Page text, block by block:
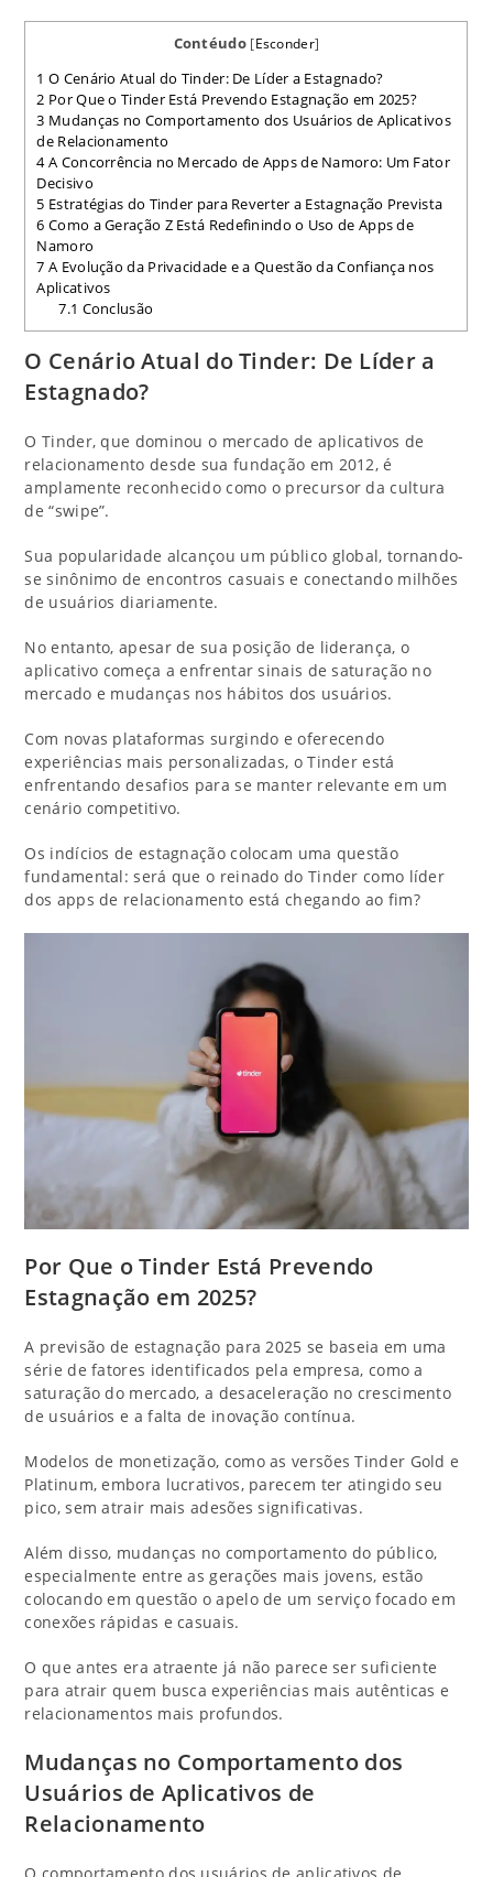
Contéudo [Esconder]
1 O Cenário Atual do Tinder: De Líder a Estagnado?
2 Por Que o Tinder Está Prevendo Estagnação em 2025?
3 Mudanças no Comportamento dos Usuários de Aplicativos
de Relacionamento
4A Concorrência no Mercado de Apps de Namoro: Um Fator
Decisivo
5 Estratégias do Tinder para Reverter a Estagnação Prevista
6 Como a Geração Z Está Redefinindo o Uso de Apps de
Namoro
7 A Evolução da Privacidade e a Questão da Confiança nos
Aplicativos
7.1 Conclusão
O Cenário Atual do Tinder: De Líder a
Estagnado?
O Tinder, que dominou o mercado de aplicativos de
relacionamento desde sua fundação em 2012, é
amplamente reconhecido como o precursor da cultura
de “swipe”.
Sua popularidade alcançou um público global, tornando-
se sinônimo de encontros casuais e conectando milhões
de usuários diariamente.
No entanto, apesar de sua posição de liderança, o
aplicativo começa a enfrentar sinais de saturação no
mercado e mudanças nos hábitos dos usuários.
Com novas plataformas surgindo e oferecendo
experiências mais personalizadas, o Tinder está
enfrentando desafios para se manter relevante em um
cenário competitivo.
Os indícios de estagnação colocam uma questão
fundamental: será que o reinado do Tinder como líder
dos apps de relacionamento está chegando ao fim?
Por Que o Tinder Está Prevendo
Estagnação em 2025?
A previsão de estagnação para 2025 se baseia em uma
série de fatores identificados pela empresa, como a
saturação do mercado, a desaceleração no crescimento
de usuários e a falta de inovação contínua.
Modelos de monetização, como as versões Tinder Gold e
Platinum, embora lucrativos, parecem ter atingido seu
pico, sem atrair mais adesões significativas.
Além disso, mudanças no comportamento do público,
especialmente entre as gerações mais jovens, estão
colocando em questão o apelo de um serviço focado em
conexões rápidas e casuais.
O que antes era atraente já não parece ser suficiente
para atrair quem busca experiências mais autênticas e
relacionamentos mais profundos.
Mudanças no Comportamento dos
Usuários de Aplicativos de
Relacionamento